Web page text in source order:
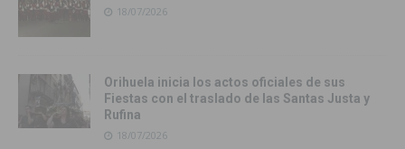
18/07/2026
Orihuela inicia los actos oficiales de sus
Fiestas con el traslado de las Santas Justa y
Rufina
18/07/2026